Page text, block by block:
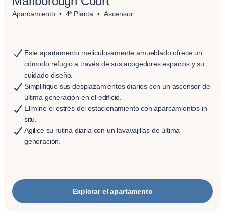
Aparcamiento 4ª Planta Ascensor
Este apartamento meticulosamente amueblado ofrece un
cómodo refugio a través de sus acogedores espacios y su
cuidado diseño.
Simplifique sus desplazamientos diarios con un ascensor de
última generación en el edificio.
Elimine el estrés del estacionamiento con aparcamientos in
situ.
Agilice su rutina diaria con un lavavajillas de última
generación.
Explorar el apartamento